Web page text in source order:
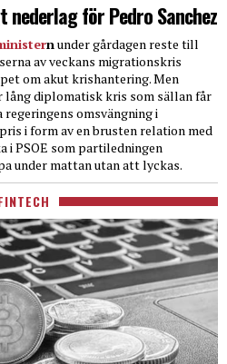
för Pedro Sanchez
nunder gårdagen reste till
av veckans migrationskris
om akut krishantering. Men
lång diplomatisk kris som sällan får
omsvängning i
i form av en brusten relation med
i PSOE som partiledningen
under mattan utan att lyckas.